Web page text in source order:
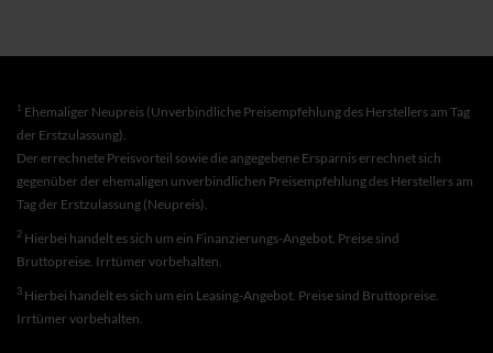
1 Ehemaliger Neupreis (Unverbindliche Preisempfehlung des Herstellers am Tag
der Erstzulassung).
Der errechnete Preisvorteil sowie die angegebene Ersparnis errechnet sich
gegenüber der ehemaligen unverbindlichen Preisempfehlung des Herstellers am
Tag der Erstzulassung (Neupreis).
2 Hierbei handelt es sich um ein Finanzierungs-Angebot. Preise sind
Bruttopreise. Irrtümer vorbehalten.
3 Hierbei handelt es sich um ein Leasing-Angebot. Preise sind Bruttopreise.
Irrtümer vorbehalten.